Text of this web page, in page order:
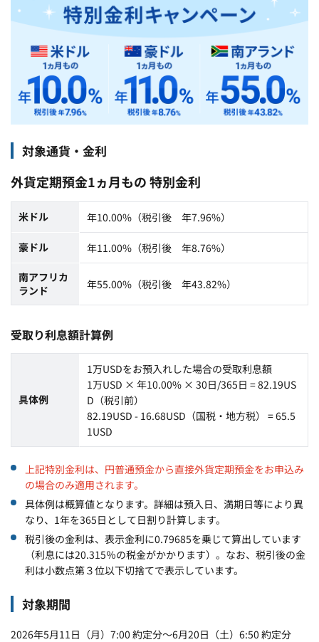
対象通貨・金利
外貨定期預金1ヵ月もの 特別金利
米ドル 年10.00%（税引後 年7.96%）
豪ドル 年11.00%（税引後 年8.76%）
南アフリカ
ランド
年55.00%（税引後 年43.82%）
受取り利息額計算例
具体例
1万USDをお預入れした場合の受取利息額
1万USD × 年10.00% × 30日/365日 = 82.19US
D（税引前）
82.19USD - 16.68USD（国税・地方税） = 65.5
1USD
上記特別金利は、円普通預金から直接外貨定期預金をお申込み
の場合のみ適用されます。
具体例は概算値となります。詳細は預入日、満期日等により異
なり、1年を365日として日割り計算します。
税引後の金利は、表示金利に0.79685を乗じて算出しています
（利息には20.315％の税金がかかります）。なお、税引後の金
利は小数点第３位以下切捨てで表示しています。
対象期間
2026年5月11日（月）7:00 約定分～6月20日（土）6:50 約定分